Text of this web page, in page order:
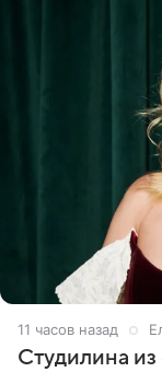
11 часов назад
Студилина из